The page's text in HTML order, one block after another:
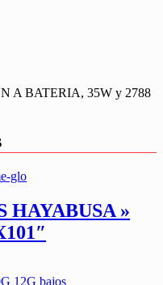
A BATERIA, 35W y 2788
HAYABUSA »